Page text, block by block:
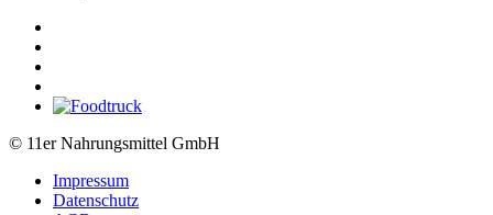
© 11er Nahrungsmittel GmbH
Impressum
Datenschutz